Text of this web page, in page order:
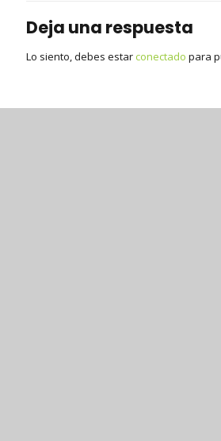
Deja una respuesta
Lo siento, debes estar conectado para